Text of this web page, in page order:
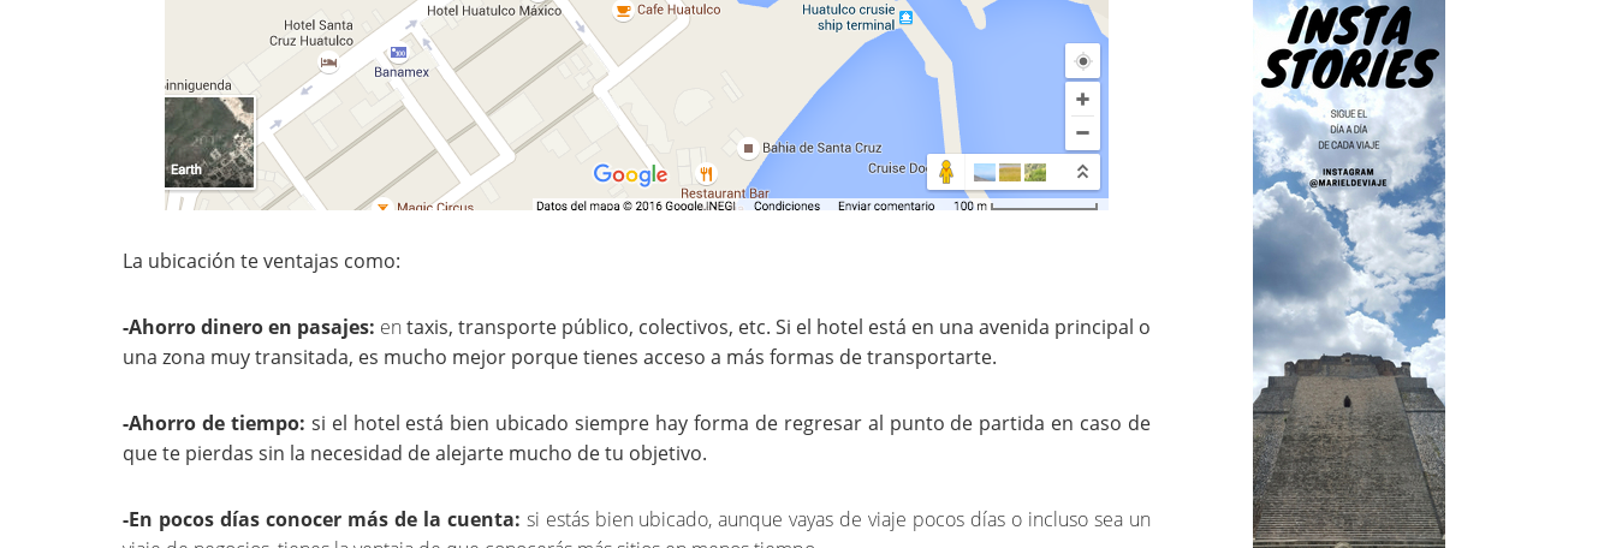
La ubicación te ventajas como:
-Ahorro dinero en pasajes: en taxis, transporte público, colectivos, etc. Si el hotel está en una avenida principal o
una zona muy transitada, es mucho mejor porque tienes acceso a más formas de transportarte.
-Ahorro de tiempo: si el hotel está bien ubicado siempre hay forma de regresar al punto de partida en caso de
que te pierdas sin la necesidad de alejarte mucho de tu objetivo.
-En pocos días conocer más de la cuenta: si estás bien ubicado, aunque vayas de viaje pocos días o incluso sea un